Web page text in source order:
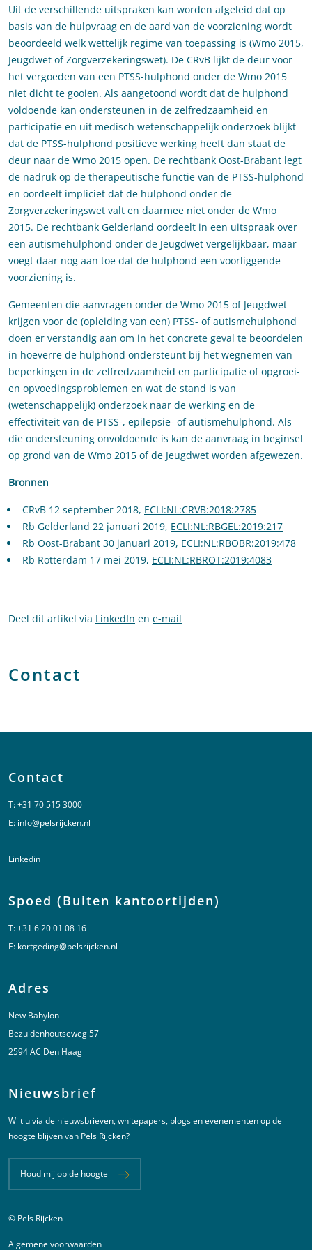
Uit de verschillende uitspraken kan worden afgeleid dat op
basis van de hulpvraag en de aard van de voorziening wordt
beoordeeld welk wettelijk regime van toepassing is (Wmo 2015,
Jeugdwet of Zorgverzekeringswet). De CRvB lijkt de deur voor
het vergoeden van een PTSS-hulphond onder de Wmo 2015
niet dicht te gooien. Als aangetoond wordt dat de hulphond
voldoende kan ondersteunen in de zelfredzaamheid en
participatie en uit medisch wetenschappelijk onderzoek blijkt
dat de PTSS-hulphond positieve werking heeft dan staat de
deur naar de Wmo 2015 open. De rechtbank Oost-Brabant legt
de nadruk op de therapeutische functie van de PTSS-hulphond
en oordeelt impliciet dat de hulphond onder de
Zorgverzekeringswet valt en daarmee niet onder de Wmo
2015. De rechtbank Gelderland oordeelt in een uitspraak over
een autismehulphond onder de Jeugdwet vergelijkbaar, maar
voegt daar nog aan toe dat de hulphond een voorliggende
voorziening is.
Gemeenten die aanvragen onder de Wmo 2015 of Jeugdwet
krijgen voor de (opleiding van een) PTSS- of autismehulphond
doen er verstandig aan om in het concrete geval te beoordelen
in hoeverre de hulphond ondersteunt bij het wegnemen van
beperkingen in de zelfredzaamheid en participatie of opgroei-
en opvoedingsproblemen en wat de stand is van
(wetenschappelijk) onderzoek naar de werking en de
effectiviteit van de PTSS-, epilepsie- of autismehulphond. Als
die ondersteuning onvoldoende is kan de aanvraag in beginsel
op grond van de Wmo 2015 of de Jeugdwet worden afgewezen.
Bronnen
CRvB 12 september 2018, ECLI:NL:CRVB:2018:2785
Rb Gelderland 22 januari 2019, ECLI:NL:RBGEL:2019:217
Rb Oost-Brabant 30 januari 2019, ECLI:NL:RBOBR:2019:478
Rb Rotterdam 17 mei 2019, ECLI:NL:RBROT:2019:4083
Deel dit artikel via LinkedIn en e-mail
Contact
Contact
T:+31 70 515 3000
E: info@pelsrijcken.nl
Linkedin
Spoed (Buiten kantoortijden)
T:+31 6 20 01 08 16
E: kortgeding@pelsrijcken.nl
Adres
New Babylon
Bezuidenhoutseweg 57
2594 AC Den Haag
Nieuwsbrief
Wilt u via de nieuwsbrieven, whitepapers, blogs en evenementen op de
hoogte blijven van Pels Rijcken?
Houd mij op de hoogte
Juridische informatie
© Pels Rijcken
Algemene voorwaarden